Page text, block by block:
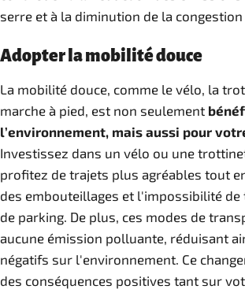
serre et à la diminution de la
Adopter la mobilité douce
La mobilité douce, comme le vélo, la
marche à pied, est non seulement
l’environnement, mais aussi pour
Investissez dans un vélo ou une
profitez de trajets plus agréables tout
des embouteillages et l'impossibilité de
de parking. De plus, ces modes de
aucune émission polluante, réduisant
négatifs sur l'environnement. Ce
des conséquences positives tant sur